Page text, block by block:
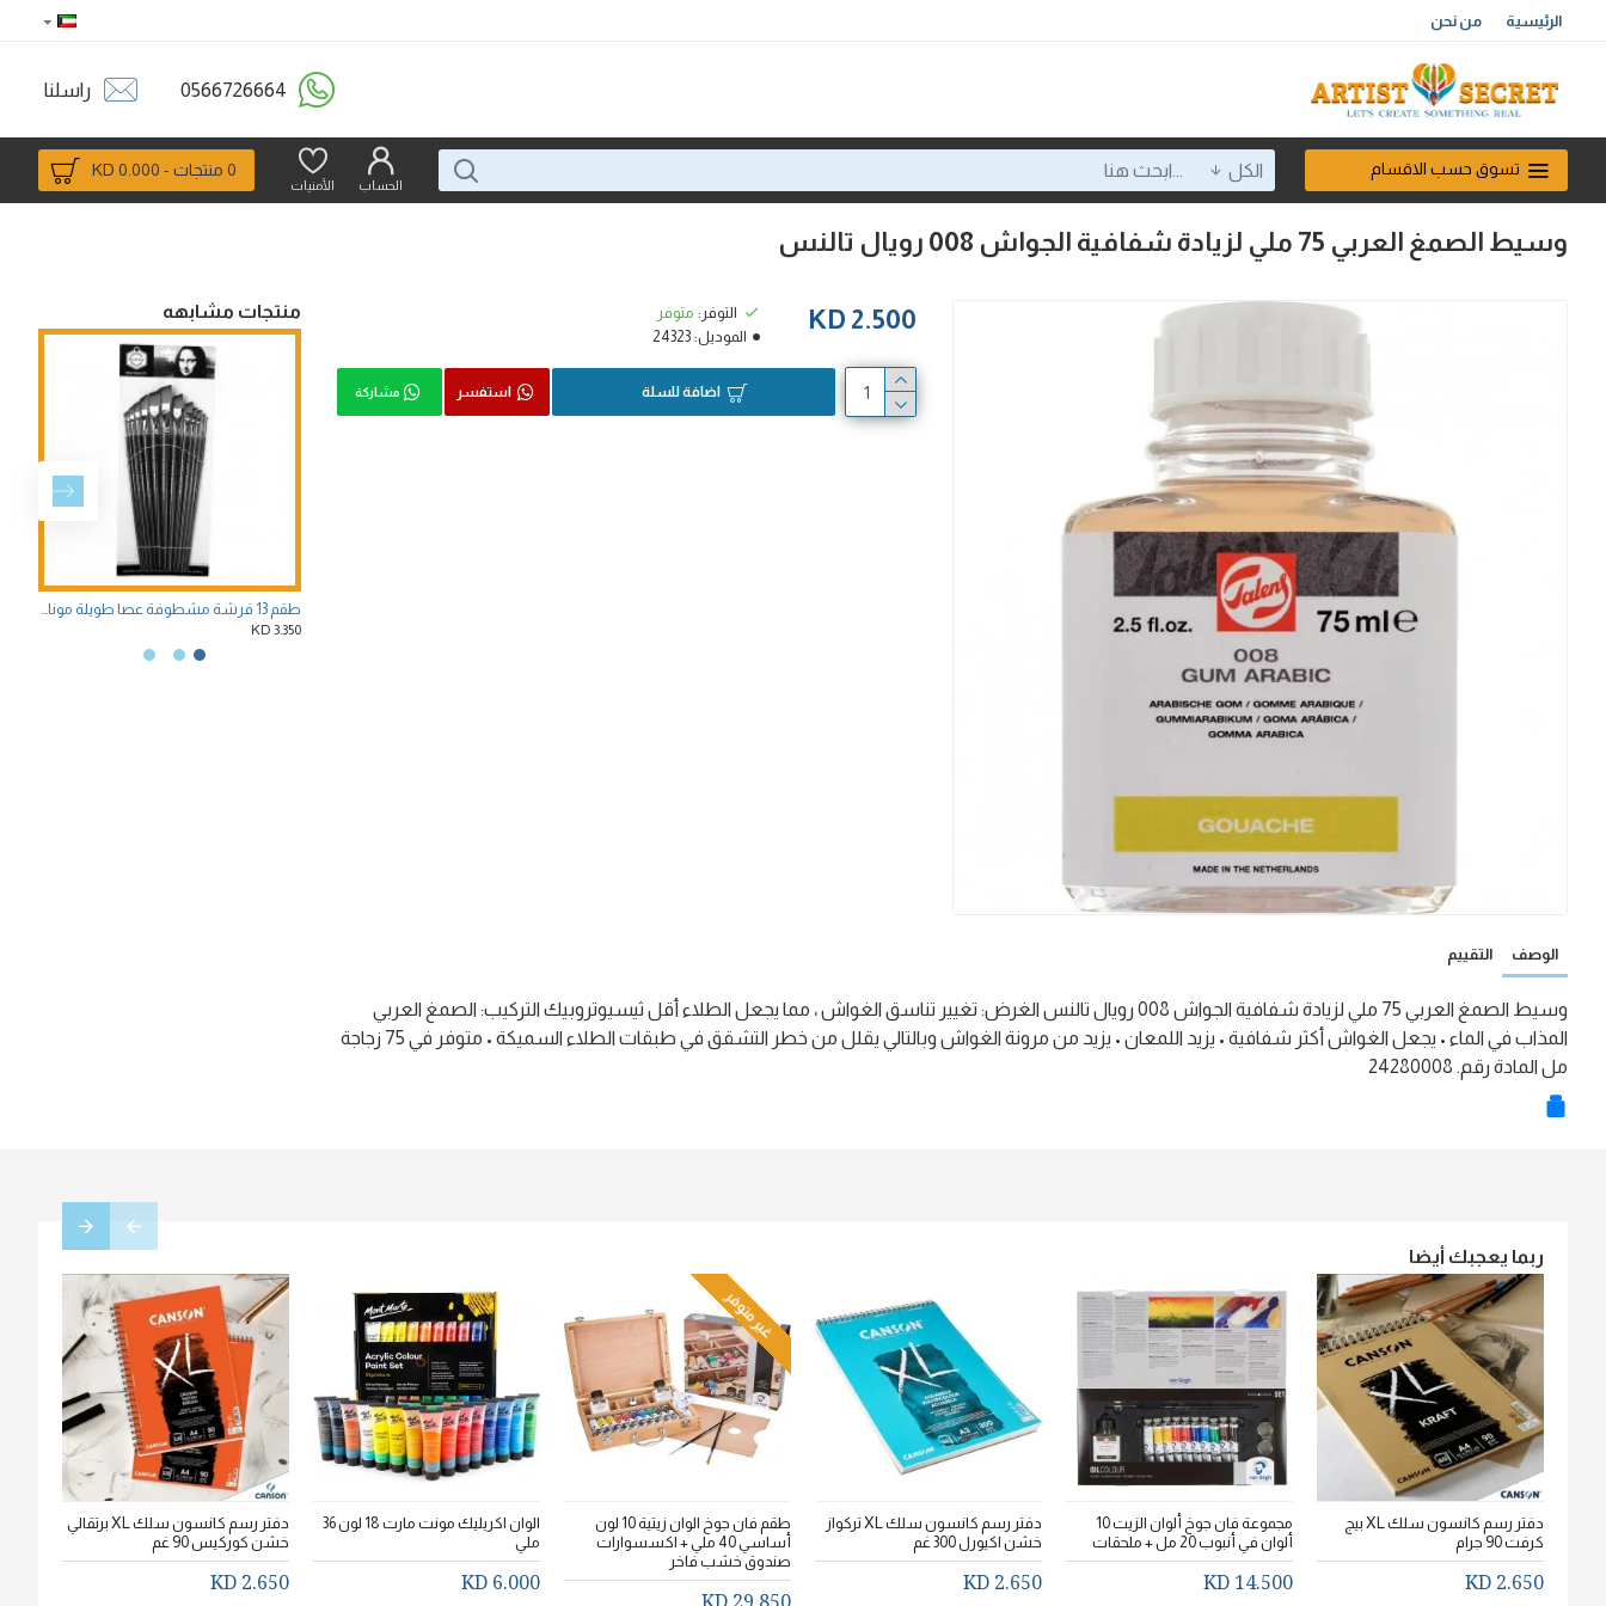
الرئيسية من نحن
0566726664 راسلنا
تسوق حسب الاقسام الكل
الحساب الأمنيات
0 منتجات - 0.000 KD
وسيط الصمغ العربي 75 ملي لزيادة شفافية الجواش 008 رويال تالنس
2.500 KD التوفر: متوفر
الموديل: 24323
اضافة للسلة استفسر مشاركة
الوصف التقييم
وسيط الصمغ العربي 75 ملي لزيادة شفافية الجواش 008 رويال تالنس الغرض: تغيير تناسق الغواش ، مما يجعل الطلاء أقل ثيسيوتروبيك التركيب: الصمغ العربي
المذاب في الماء • يجعل الغواش أكثر شفافية • يزيد اللمعان • يزيد من مرونة الغواش وبالتالي يقلل من خطر التشقق في طبقات الطلاء السميكة • متوفر في 75 زجاجة
مل المادة رقم. 24280008
منتجات مشابهه
طقم 13 فرشة مشطوفة عصا طويلة موناليزا
3.350 KD
ربما يعجبك أيضا
دفتر رسم كانسون سلك XL بيج
كرفت 90 جرام
2.650 KD
مجموعة فان جوخ ألوان الزيت 10
ألوان في أنبوب 20 مل + ملحقات
14.500 KD
دفتر رسم كانسون سلك XL تركواز
خشن اكيورل 300 غم
2.650 KD
غير متوفر
طقم فان جوخ الوان زيتية 10 لون
أساسي 40 ملي + اكسسوارات
صندوق خشب فاخر
الوان اكريليك مونت مارت 18 لون 36
ملي
6.000 KD
دفتر رسم كانسون سلك XL برتقالي
خشن كوركيس 90 غم
2.650 KD